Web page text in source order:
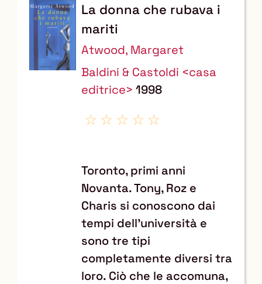
Dettaglio
del
documento
La donna che rubava i
mariti
Atwood, Margaret
Baldini & Castoldi <casa
editrice> 1998
Toronto, primi anni
Novanta. Tony, Roz e
Charis si conoscono dai
tempi dell'università e
sono tre tipi
completamente diversi tra
loro. Ciò che le accomuna,